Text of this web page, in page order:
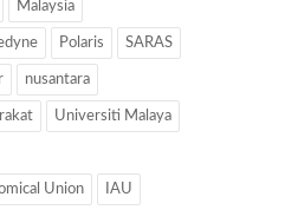
Malaysia
Polaris SARAS
nusantara
Universiti Malaya
Union IAU